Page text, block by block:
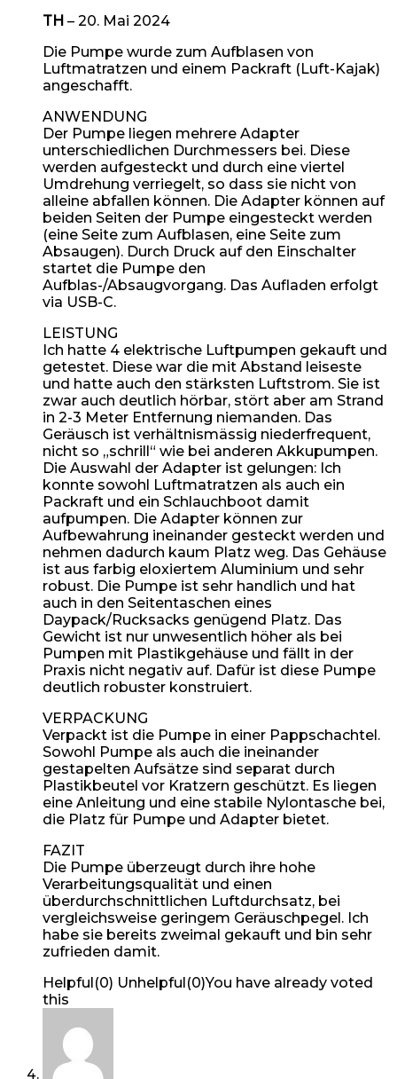
TH – 20. Mai 2024
Die Pumpe wurde zum Aufblasen von
Luftmatratzen und einem Packraft (Luft-Kajak)
angeschafft.
ANWENDUNG
Der Pumpe liegen mehrere Adapter
unterschiedlichen Durchmessers bei. Diese
werden aufgesteckt und durch eine viertel
Umdrehung verriegelt, so dass sie nicht von
alleine abfallen können. Die Adapter können auf
beiden Seiten der Pumpe eingesteckt werden
(eine Seite zum Aufblasen, eine Seite zum
Absaugen). Durch Druck auf den Einschalter
startet die Pumpe den
Aufblas-/Absaugvorgang. Das Aufladen erfolgt
via USB-C.
LEISTUNG
Ich hatte 4 elektrische Luftpumpen gekauft und
getestet. Diese war die mit Abstand leiseste
und hatte auch den stärksten Luftstrom. Sie ist
zwar auch deutlich hörbar, stört aber am Strand
in 2-3 Meter Entfernung niemanden. Das
Geräusch ist verhältnismässig niederfrequent,
nicht so „schrill“ wie bei anderen Akkupumpen.
Die Auswahl der Adapter ist gelungen: Ich
konnte sowohl Luftmatratzen als auch ein
Packraft und ein Schlauchboot damit
aufpumpen. Die Adapter können zur
Aufbewahrung ineinander gesteckt werden und
nehmen dadurch kaum Platz weg. Das Gehäuse
ist aus farbig eloxiertem Aluminium und sehr
robust. Die Pumpe ist sehr handlich und hat
auch in den Seitentaschen eines
Daypack/Rucksacks genügend Platz. Das
Gewicht ist nur unwesentlich höher als bei
Pumpen mit Plastikgehäuse und fällt in der
Praxis nicht negativ auf. Dafür ist diese Pumpe
deutlich robuster konstruiert.
VERPACKUNG
Verpackt ist die Pumpe in einer Pappschachtel.
Sowohl Pumpe als auch die ineinander
gestapelten Aufsätze sind separat durch
Plastikbeutel vor Kratzern geschützt. Es liegen
eine Anleitung und eine stabile Nylontasche bei,
die Platz für Pumpe und Adapter bietet.
FAZIT
Die Pumpe überzeugt durch ihre hohe
Verarbeitungsqualität und einen
überdurchschnittlichen Luftdurchsatz, bei
vergleichsweise geringem Geräuschpegel. Ich
habe sie bereits zweimal gekauft und bin sehr
zufrieden damit.
Helpful(0) Unhelpful(0)You have already voted
this